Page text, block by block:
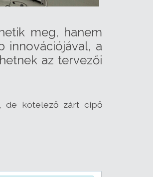
meg, hanem
innovációjával, a
az tervezői
de kötelező zárt cipő